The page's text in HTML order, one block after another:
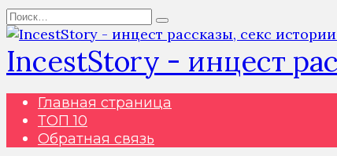
Перейти
к
содержанию
Search
for:
IncestStory - инцест
Главная страница
ТОП 10
Обратная связь